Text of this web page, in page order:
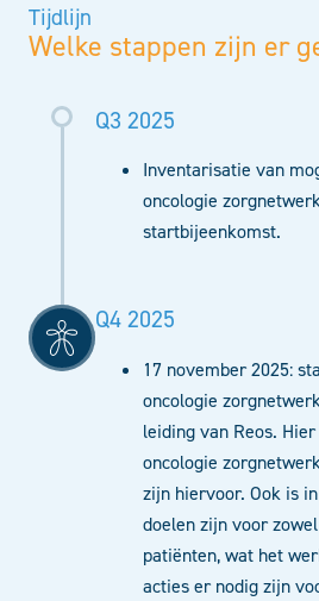
Tijdlijn
Welke stappen zijn er
Q3 2025
Inventarisatie van
oncologie
startbijeenkomst.
Q4 2025
17 november 2025:
oncologie
leiding van Reos.
oncologie
zijn hiervoor. Ook is
doelen zijn voor
patiënten, wat het
acties er nodig zijn